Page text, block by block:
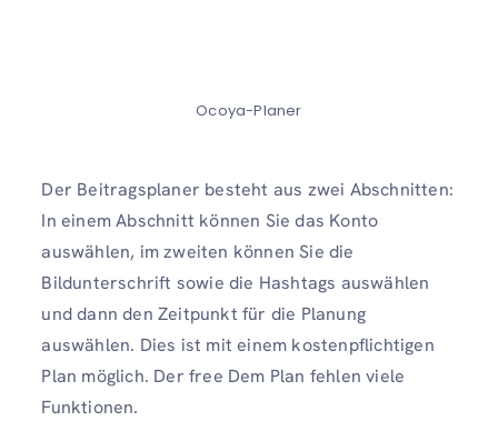
Ocoya-Planer
Der Beitragsplaner besteht aus zwei Abschnitten:
In einem Abschnitt können Sie das Konto
auswählen, im zweiten können Sie die
Bildunterschrift sowie die Hashtags auswählen
und dann den Zeitpunkt für die Planung
auswählen. Dies ist mit einem kostenpflichtigen
Plan möglich. Der free Dem Plan fehlen viele
Funktionen.